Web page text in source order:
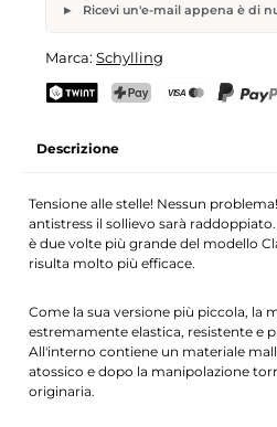
Ricevi un'e-mail appena è di
Il tuo nome
Marca: Schylling
Descrizione
Tensione alle stelle! Nessun
antistress il sollievo sarà
è due volte più grande del modello
risulta molto più efficace.
Come la sua versione più piccola, la
estremamente elastica, resistente e
All'interno contiene un materiale
atossico e dopo la manipolazione
originaria.